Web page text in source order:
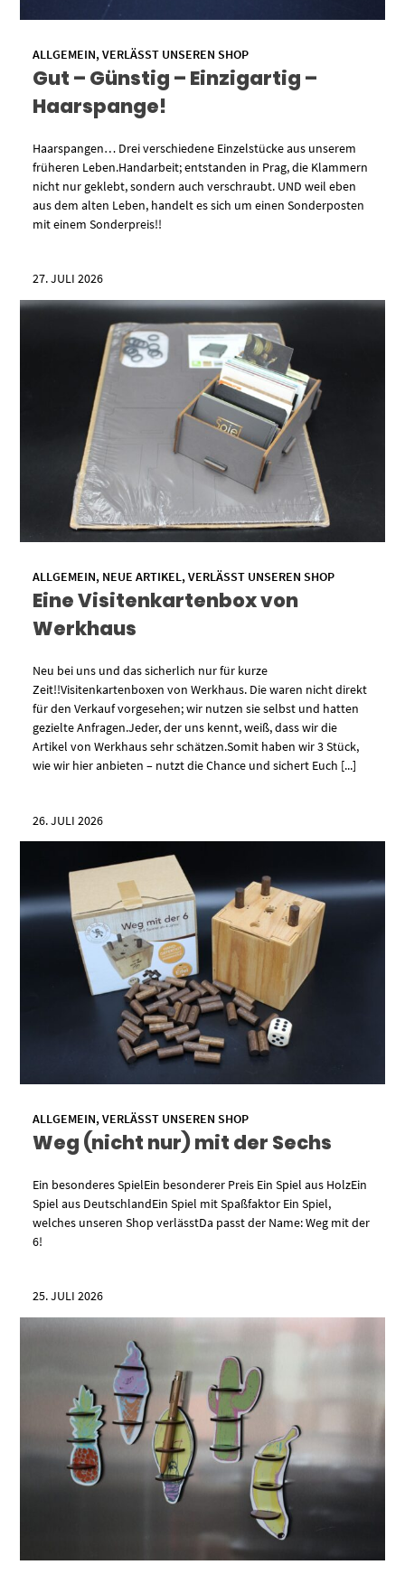
ALLGEMEIN,VERLÄSST UNSEREN SHOP
Gut – Günstig – Einzigartig –
Haarspange!
Haarspangen… Drei verschiedene Einzelstücke aus unserem
früheren Leben.Handarbeit; entstanden in Prag, die Klammern
nicht nur geklebt, sondern auch verschraubt. UND weil eben
aus dem alten Leben, handelt es sich um einen Sonderposten
mit einem Sonderpreis!!
27. JULI 2026
ALLGEMEIN, NEUE ARTIKEL,VERLÄSST UNSEREN SHOP
Eine Visitenkartenbox von
Werkhaus
Neu bei uns und das sicherlich nur für kurze
Zeit!!Visitenkartenboxen von Werkhaus. Die waren nicht direkt
für den Verkauf vorgesehen; wir nutzen sie selbst und hatten
gezielte Anfragen.Jeder, der uns kennt, weiß, dass wir die
Artikel von Werkhaus sehr schätzen.Somit haben wir 3 Stück,
wie wir hier anbieten – nutzt die Chance und sichert Euch [...]
26. JULI 2026
ALLGEMEIN,VERLÄSST UNSEREN SHOP
Weg (nicht nur) mit der Sechs
Ein besonderes SpielEin besonderer Preis Ein Spiel aus HolzEin
Spiel aus DeutschlandEin Spiel mit Spaßfaktor Ein Spiel,
welches unseren Shop verlässtDa passt der Name: Weg mit der
6!
25. JULI 2026